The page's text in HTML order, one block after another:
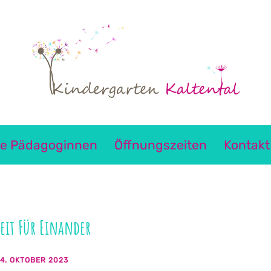
Pädagoginnen Öffnungszeiten Kontakt
Für Einander
OKTOBER 2023